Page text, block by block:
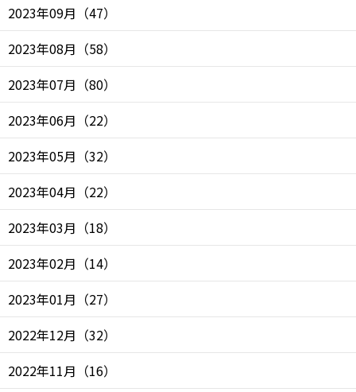
2023年09月 （47）
2023年08月 （58）
2023年07月 （80）
2023年06月 （22）
2023年05月 （32）
2023年04月 （22）
2023年03月 （18）
2023年02月 （14）
2023年01月 （27）
2022年12月 （32）
2022年11月 （16）